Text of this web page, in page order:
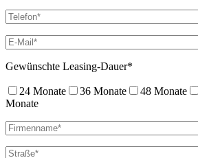
Gewünschte Leasing-Dauer*
24 Monate 36 Monate 48 Monate
Monate